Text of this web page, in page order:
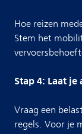
Hoe reizen
Stem het
Stap 4: Laat je
Vraag een
regels. Voor je